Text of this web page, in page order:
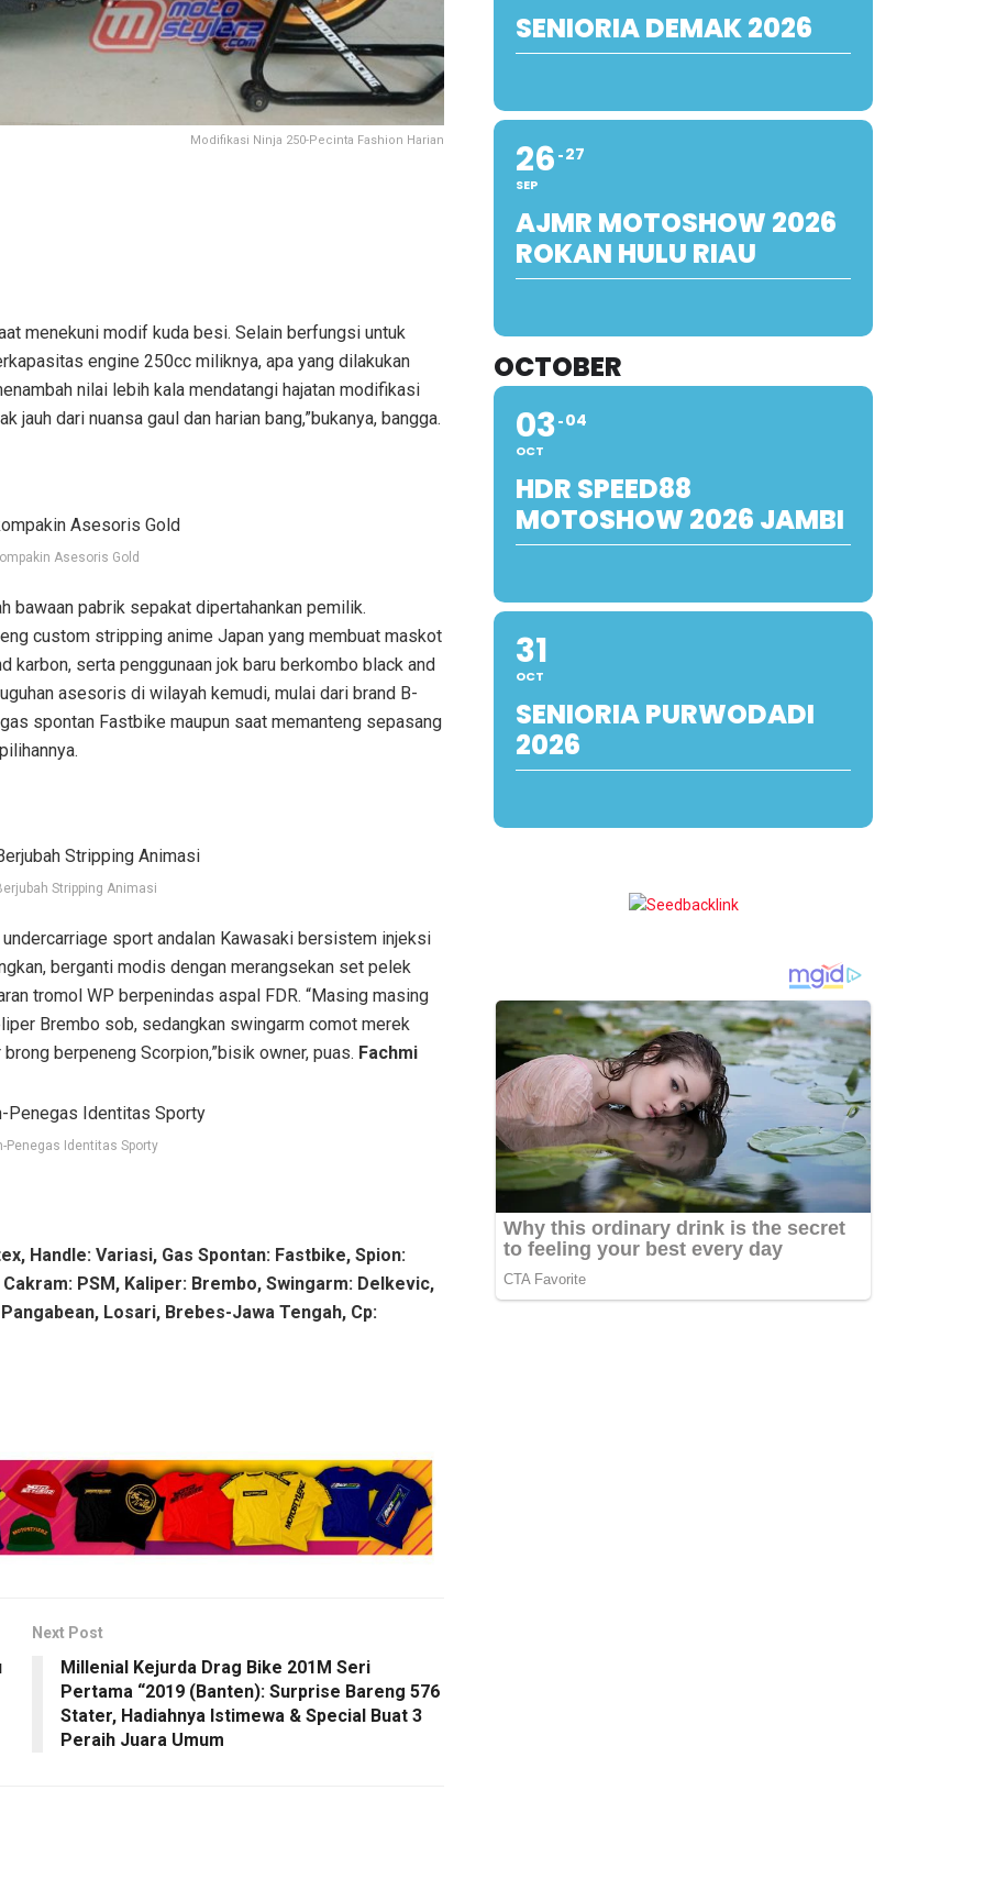
Modifikasi Ninja 250-Pecinta Fashion Harian
menekuni modif kuda besi. Selain berfungsi untuk
engine 250cc miliknya, apa yang dilakukan
nilai lebih kala mendatangi hajatan modifikasi
jauh dari nuansa gaul dan harian bang,”bukanya, bangga.
Asesoris Gold
bawaan pabrik sepakat dipertahankan pemilik.
custom stripping anime Japan yang membuat maskot
karbon, serta penggunaan jok baru berkombo black and
asesoris di wilayah kemudi, mulai dari brand B-
spontan Fastbike maupun saat memanteng sepasang
Stripping Animasi
sport andalan Kawasaki bersistem injeksi
berganti modis dengan merangsekan set pelek
tromol WP berpenindas aspal FDR. “Masing masing
Brembo sob, sedangkan swingarm comot merek
berpeneng Scorpion,”bisik owner, puas. Fachmi
Penegas Identitas Sporty
Handle: Variasi, Gas Spontan: Fastbike, Spion:
PSM, Kaliper: Brembo, Swingarm: Delkevic,
Losari, Brebes-Jawa Tengah, Cp:
Next Post
Millenial Kejurda Drag Bike 201M Seri
Pertama “2019 (Banten): Surprise Bareng 576
Stater, Hadiahnya Istimewa & Special Buat 3
Peraih Juara Umum
SENIORIA DEMAK 2026
26
SEP
27
AJMR MOTOSHOW 2026
ROKAN HULU RIAU
OCTOBER
03
OCT
04
HDR SPEED88
MOTOSHOW 2026 JAMBI
31
OCT
SENIORIA PURWODADI
2026